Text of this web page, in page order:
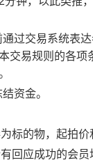
过交易系统表
交易规则的各
资金。
标的物，起拍
回应成功的会